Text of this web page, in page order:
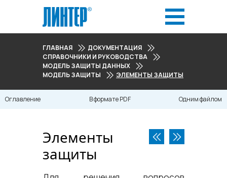
ГЛАВНАЯ
ДОКУМЕНТАЦИЯ
СПРАВОЧНИКИ И РУКОВОДСТВА
МОДЕЛЬ ЗАЩИТЫ ДАННЫХ
МОДЕЛЬ ЗАЩИТЫ
ЭЛЕМЕНТЫ ЗАЩИТЫ
Оглавление В формате PDF Одним файлом
Элементы
защиты